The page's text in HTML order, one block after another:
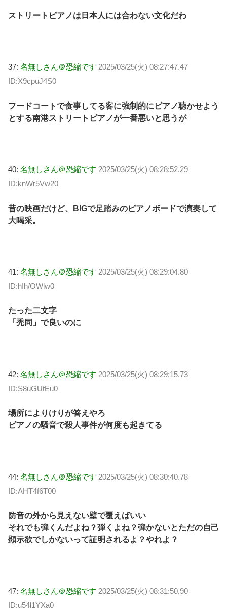
ストリートピアノは日本人には合わない文化だわ
37: 名無しさん＠恐縮です 2025/03/25(火) 08:27:47.47
ID:X9cpuJ4S0
フードコートで食事してる客に強制的にピアノ聴かせよう
とする南港ストリートピアノが一番悪いと思うが
40: 名無しさん＠恐縮です 2025/03/25(火) 08:28:52.29
ID:knWr5Vw20
昔の映画だけど、BIGで足踏みのピアノボードで演奏して
大喝采。
41: 名無しさん＠恐縮です 2025/03/25(火) 08:29:04.80
ID:hIh/OWlw0
たった二文字
「禿同」で良いのに
42: 名無しさん＠恐縮です 2025/03/25(火) 08:29:15.73
ID:S8uGUtEu0
場所によりけりが答えやろ
ピアノの騒音で殺人事件が何度も起きてる
44: 名無しさん＠恐縮です 2025/03/25(火) 08:30:40.78
ID:AHT4f6T00
防音の外から見えない壁で覆えばいい
それでも弾くんだよね？弾くよね？弾かないとただの自己
顕示欲でしかないって証明されるよ？やれよ？
47: 名無しさん＠恐縮です 2025/03/25(火) 08:31:50.90
ID:u54l1YXa0